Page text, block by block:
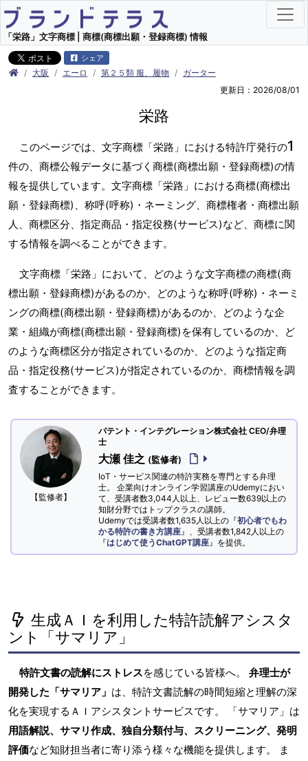
「栄路」文字商標 | 商標(商標出願・登録商標) 情報
シェア
大阪 エーロ 第２５類 服、履物
ガーター
更新日：2026/08/01
栄路
このページでは、文字商標「栄路」における特許庁発行の1
件の、商標公報データに基づく商標(商標出願・登録商標)の情
報を提供しています。文字商標「栄路」における商標(商標出
願・登録商標)、称呼(呼称)・ネーミング、商標権者・商標出願
人、商標区分、指定商品・指定役務(サービス)など、商標に関
する情報を調べることができます。
文字商標「栄路」において、どのような文字商標の商標(商
標出願・登録商標)があるのか、どのような称呼(呼称)・ネーミ
ングの商標(商標出願・登録商標)があるのか、どのような企
業・組織が商標(商標出願・登録商標)を保有しているのか、ど
のような商標区分が指定されているのか、どのような指定商
品・指定役務(サービス)が指定されているのか、商標情報を調
査することができます。
【監修者】
パテント・インテグレーション株式会社 CEO/弁理
士
大瀬 佳之 (監修者)
IoT・サービス関連の特許実務を専門とする弁理
士。 企業向けオンライン学習講座のUdemyにおい
て、受講者数3,044人以上、レビュー数639以上の
知財分野ではトップクラスの講師。
Udemyでは受講者数1,635人以上の『初心者でもわ
かる特許の書き方講座 』、受講者数1,842人以上の
『はじめて使うChatGPT講座 』を提供。
生成ＡＩを利用した特許読解アシスタ
ント「サマリア」
特許文書の読解にストレスを感じている皆様へ。 弁理士が
開発した「サマリア」 は、特許文書読解の時間短縮と理解の深
化を実現するＡＩアシスタントサービスです。 「サマリア」は
用語解説、サマリ作成、独自分類付与、スクリーニング、発明
評価など知財担当者に寄り添う様々な機能を提供します。 ま